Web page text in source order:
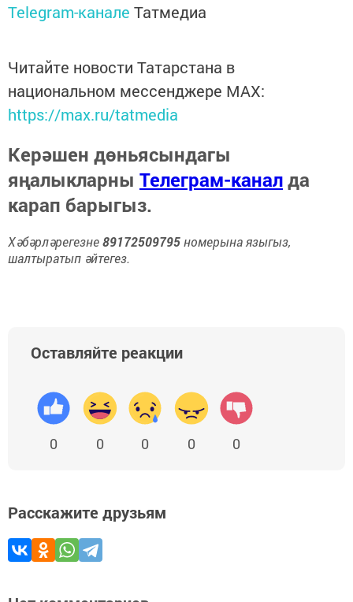
Telegram-канале Татмедиа
Читайте новости Татарстана в
национальном мессенджере MАХ:
https://max.ru/tatmedia
Керәшен дөньясындагы
яңалыкларны Телеграм-каналда
карап барыгыз.
Хәбәрләрегезне89172509795номерына языгыз,
шалтыратып әйтегез.
Оставляйте реакции
0 0 0 0 0
Расскажите друзьям